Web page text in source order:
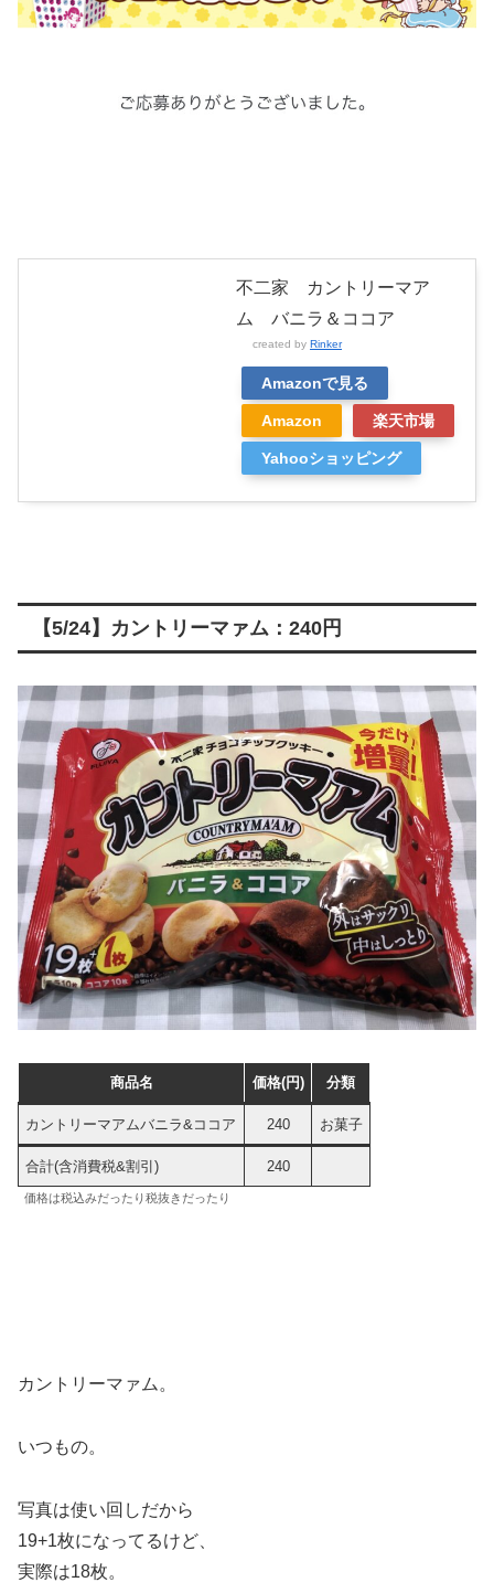
不二家 カントリーマア
ム バニラ＆ココア
created by Rinker
Amazonで見る
Amazon 楽天市場
Yahooショッピング
【5/24】カントリーマァム：240円
商品名 価格(円) 分類
カントリーマアムバニラ&ココア 240 お菓子
合計(含消費税&割引) 240
価格は税込みだったり税抜きだったり
カントリーマァム。
いつもの。
写真は使い回しだから
19+1枚になってるけど、
実際は18枚。